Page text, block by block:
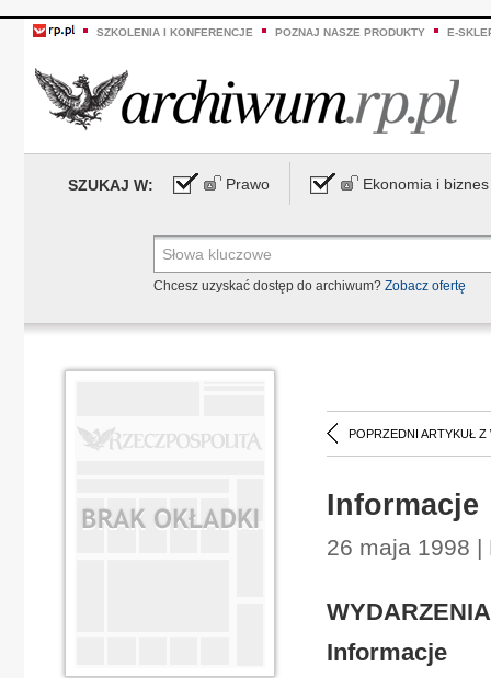
SZKOLENIA I KONFERENCJE POZNAJ NASZE PRODUKTY E-
SZUKAJ W: Prawo Ekonomia i biznes
Chcesz uzyskać dostęp do archiwum? Zobacz ofertę
POPRZEDNI ARTYKUŁ Z
Informacje
26 maja 1998 |
Informacje